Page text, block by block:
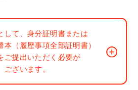
して、身分証明書または
本（履歴事項全部証明書）
ご提出いただく必要が
ございます。